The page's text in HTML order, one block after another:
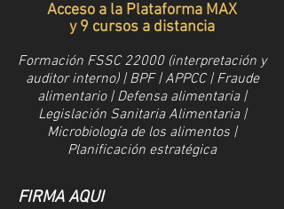
Acceso a la Plataforma MAX
y 9 cursos a distancia
Formación FSSC 22000 (interpretación y
auditor interno) | BPF | APPCC | Fraude
alimentario | Defensa alimentaria |
Legislación Sanitaria Alimentaria |
Microbiología de los alimentos |
Planificación estratégica
FIRMA AQUI